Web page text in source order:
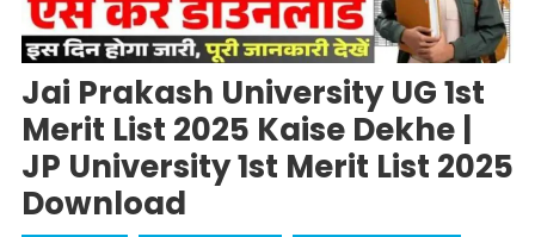
Jai Prakash University UG 1st
Merit List 2025 Kaise Dekhe |
JP University 1st Merit List 2025
Download